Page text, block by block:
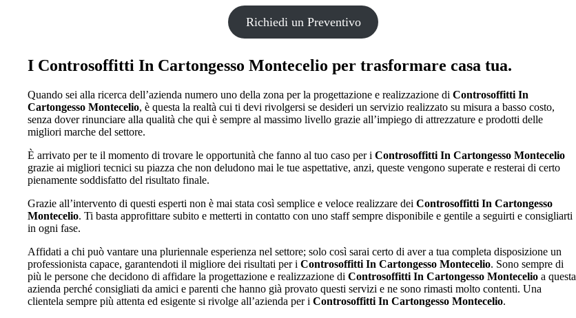
Richiedi un Preventivo
I Controsoffitti In Cartongesso Montecelio per trasformare casa tua.
Quando sei alla ricerca dell’azienda numero uno della zona per la progettazione e realizzazione di Controsoffitti In
Cartongesso Montecelio, è questa la realtà cui ti devi rivolgersi se desideri un servizio realizzato su misura a basso costo,
senza dover rinunciare alla qualità che qui è sempre al massimo livello grazie all’impiego di attrezzature e prodotti delle
migliori marche del settore.
È arrivato per te il momento di trovare le opportunità che fanno al tuo caso per i Controsoffitti In Cartongesso Montecelio
grazie ai migliori tecnici su piazza che non deludono mai le tue aspettative, anzi, queste vengono superate e resterai di certo
pienamente soddisfatto del risultato finale.
Grazie all’intervento di questi esperti non è mai stata così semplice e veloce realizzare dei Controsoffitti In Cartongesso
Montecelio. Ti basta approfittare subito e metterti in contatto con uno staff sempre disponibile e gentile a seguirti e consigliarti
in ogni fase.
Affidati a chi può vantare una pluriennale esperienza nel settore; solo così sarai certo di aver a tua completa disposizione un
professionista capace, garantendoti il migliore dei risultati per i Controsoffitti In Cartongesso Montecelio. Sono sempre di
più le persone che decidono di affidare la progettazione e realizzazione di Controsoffitti In Cartongesso Montecelio a questa
azienda perché consigliati da amici e parenti che hanno già provato questi servizi e ne sono rimasti molto contenti. Una
clientela sempre più attenta ed esigente si rivolge all’azienda per i Controsoffitti In Cartongesso Montecelio.